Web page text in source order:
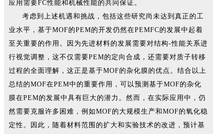
应用需要FC性能和机械性能的共同保证。
考虑到上述机遇和挑战，包括这些研究尚未达到真正的工
业水平，基于MOF的PEM的开发仍然在PEMFC的发展中起着
至关重要的作用。因为先进材料的发展需要对结构-性能关系进
行视觉调整，这不仅需要PEM的定向合成，还需要对质子转移
过程的全面理解，这正是基于MOF的杂化膜的优点。结合以上
总结的MOF在PEM中的重要作用，可以预测基于MOF的杂化
膜在PEM的发展中具有巨大的潜力。然而，在实际应用中，仍
然需要克服许多困难，例如MOF的大规模生产和MOF的氧化稳
定性。因此，随着材料范围的扩大和实验技术的改进，预计基